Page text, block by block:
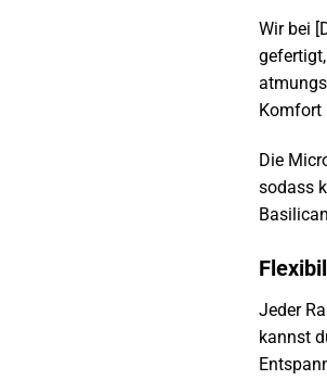
Wir bei
Komfort
Die
sodass
Jeder
kannst